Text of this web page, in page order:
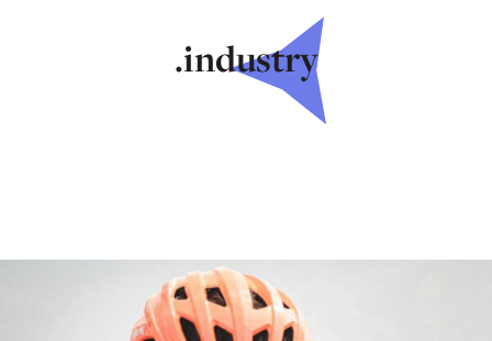
.industry